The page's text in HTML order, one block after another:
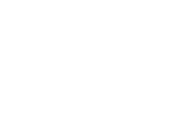
当社へ気になることや転
問いただけますので、ぜ